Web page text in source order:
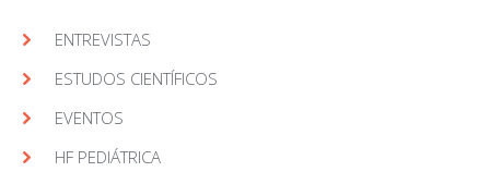
ENTREVISTAS
ESTUDOS CIENTÍFICOS
EVENTOS
HF PEDIÁTRICA